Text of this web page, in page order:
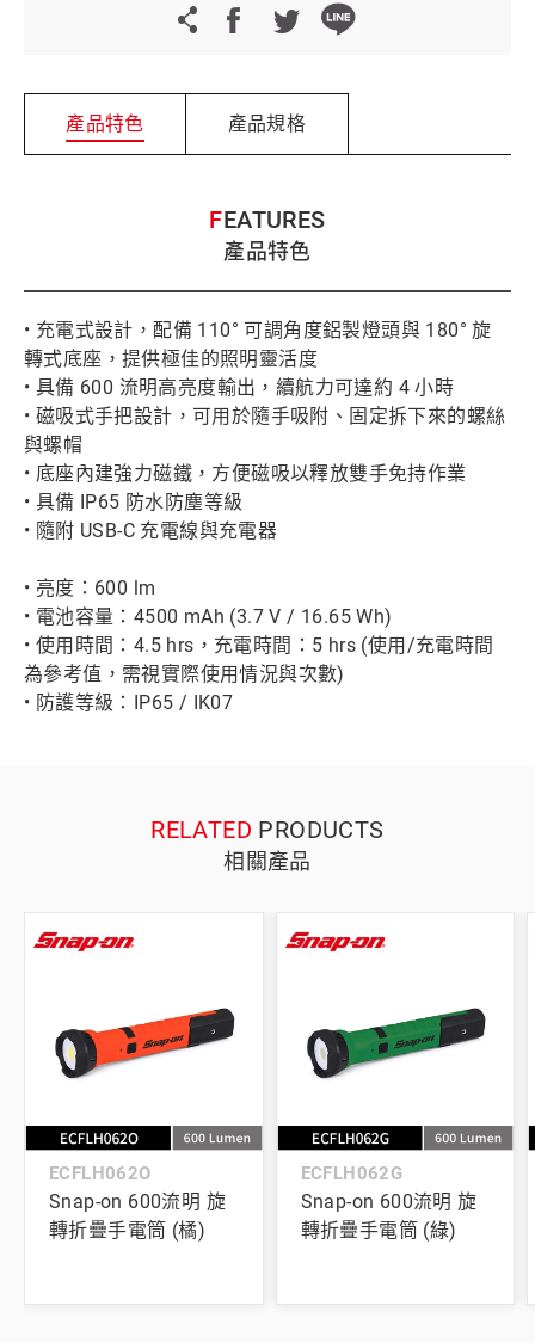
產品特色 產品規格
FEATURES
產品特色
• 充電式設計，配備 110° 可調角度鋁製燈頭與 180° 旋
轉式底座，提供極佳的照明靈活度
• 具備 600 流明高亮度輸出，續航力可達約 4 小時
• 磁吸式手把設計，可用於隨手吸附、固定拆下來的螺絲
與螺帽
• 底座內建強力磁鐵，方便磁吸以釋放雙手免持作業
• 具備 IP65 防水防塵等級
• 隨附 USB-C 充電線與充電器
• 亮度：600 lm
• 電池容量：4500 mAh (3.7 V / 16.65 Wh)
• 使用時間：4.5 hrs，充電時間：5 hrs (使用/充電時間
為參考值，需視實際使用情況與次數)
• 防護等級：IP65 / IK07
RELATED PRODUCTS
相關產品
ECFLH062O
Snap-on 600流明 旋
轉折疊手電筒 (橘)
ECFLH062G
Snap-on 600流明 旋
轉折疊手電筒 (綠)